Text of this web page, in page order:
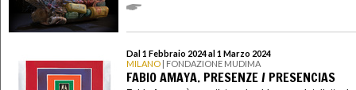
Dal 1 Febbraio 2024 al 1 Marzo 2024
MILANO | FONDAZIONE MUDIMA
FABIO AMAYA. PRESENZE / PRESENCIAS